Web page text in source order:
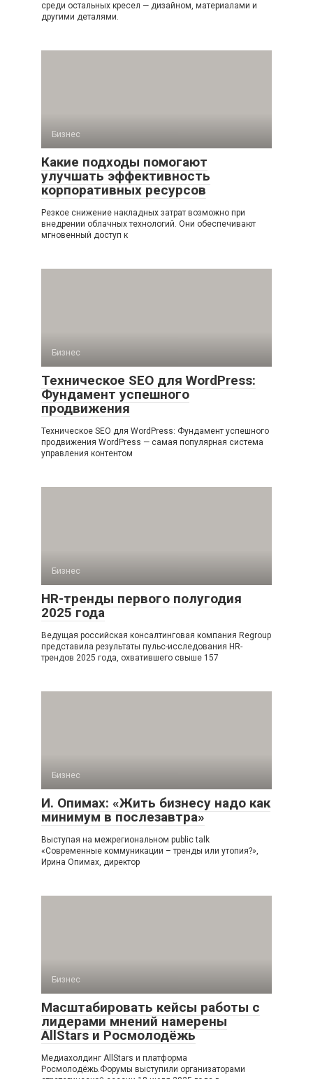
среди остальных кресел — дизайном, материалами и
другими деталями.
Бизнес
Какие подходы помогают
улучшать эффективность
корпоративных ресурсов
Резкое снижение накладных затрат возможно при
внедрении облачных технологий. Они обеспечивают
мгновенный доступ к
Бизнес
Техническое SEO для WordPress:
Фундамент успешного
продвижения
Техническое SEO для WordPress: Фундамент успешного
продвижения WordPress — самая популярная система
управления контентом
Бизнес
HR-тренды первого полугодия
2025 года
Ведущая российская консалтинговая компания Regroup
представила результаты пульс-исследования HR-
трендов 2025 года, охватившего свыше 157
Бизнес
И. Опимах: «Жить бизнесу надо как
минимум в послезавтра»
Выступая на межрегиональном public talk
«Современные коммуникации – тренды или утопия?»,
Ирина Опимах, директор
Бизнес
Масштабировать кейсы работы с
лидерами мнений намерены
AllStars и Росмолодёжь
Медиахолдинг AllStars и платформа
Росмолодёжь.Форумы выступили организаторами